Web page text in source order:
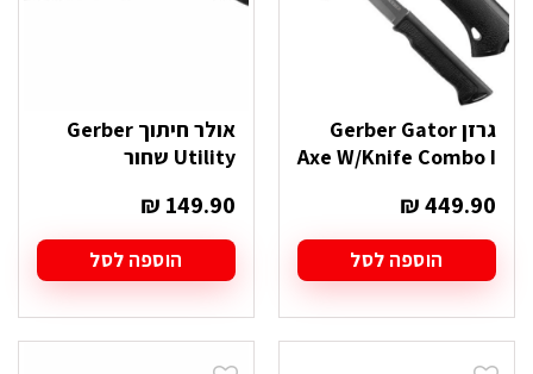
גרזן Gerber Gator
Axe W/Knife Combo I
₪449.90
הוספה לסל
אולר חיתוך Gerber
Utility שחור
₪ 149.90
הוספה לסל